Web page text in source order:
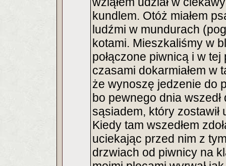
kundlem. Otóż miałem
ludźmi w mundurach
kotami. Mieszkaliśmy w
połączone piwnicą i w
czasami dokarmiałem w
że wynoszę jedzenie do
bo pewnego dnia
sąsiadem, który zostawił
Kiedy tam wszedłem
uciekając przed nim z
drzwiach od piwnicy na